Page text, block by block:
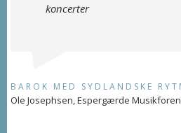
koncerter
BAROK MED SYDLANDSKE
Ole Josephsen, Espergærde